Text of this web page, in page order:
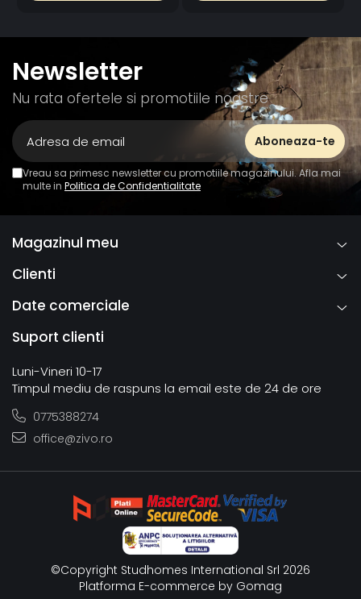
Newsletter
Nu rata ofertele si promotiile noastre
Vreau sa primesc newsletter cu promotiile magazinului. Afla mai
multe in Politica de Confidentialitate
Magazinul meu
Clienti
Date comerciale
Suport clienti
Luni-Vineri 10-17
Timpul mediu de raspuns la email este de 24 de ore
0775388274
office@zivo.ro
©Copyright Studhomes International Srl 2026
Platforma E-commerce by Gomag